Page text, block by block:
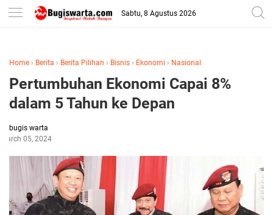
-->
Sabtu, 8 Agustus 2026
Home › Berita › Berita Pilihan › Bisnis › Ekonomi › Nasional
Pertumbuhan Ekonomi Capai 8%
dalam 5 Tahun ke Depan
bugis warta
March 05, 2024